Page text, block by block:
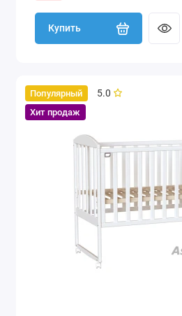
Купить
Популярный
Хит продаж
5.0